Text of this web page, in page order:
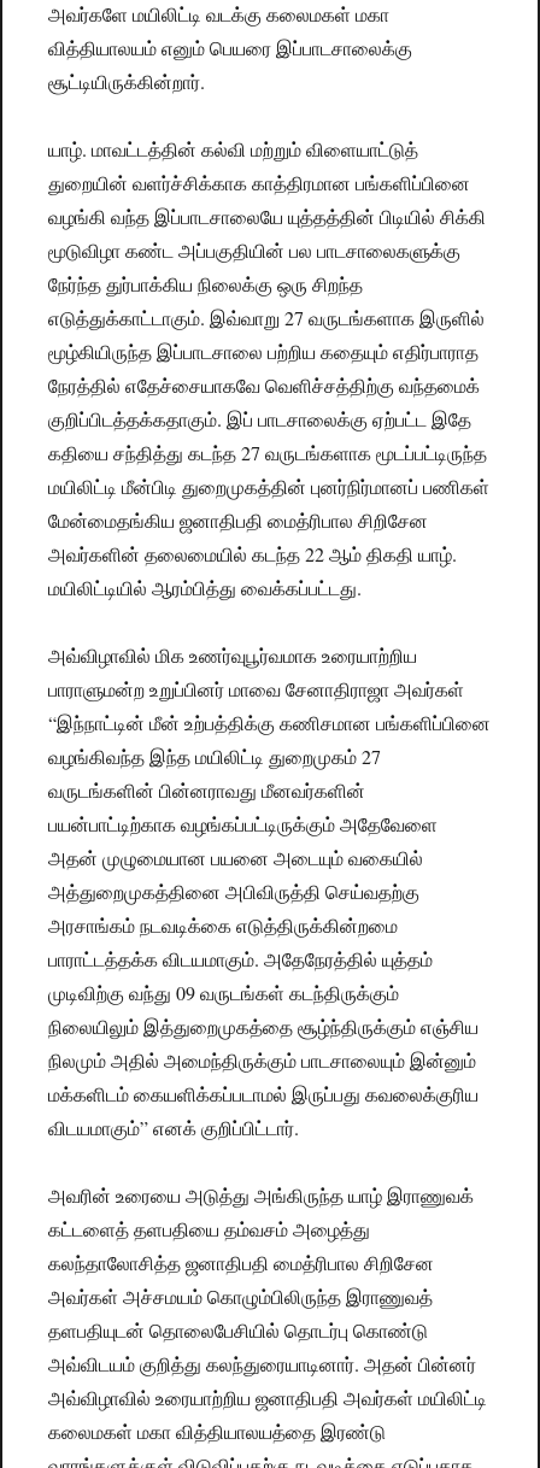
அவர்களே மயிலிட்டி வடக்கு கலைமகள் மகா
வித்தியாலயம் எனும் பெயரை இப்பாடசாலைக்கு
சூட்டியிருக்கின்றார்.
யாழ். மாவட்டத்தின் கல்வி மற்றும் விளையாட்டுத்
துறையின் வளர்ச்சிக்காக காத்திரமான பங்களிப்பினை
வழங்கி வந்த இப்பாடசாலையே யுத்தத்தின் பிடியில் சிக்கி
மூடுவிழா கண்ட அப்பகுதியின் பல பாடசாலைகளுக்கு
நேர்ந்த துர்பாக்கிய நிலைக்கு ஒரு சிறந்த
எடுத்துக்காட்டாகும். இவ்வாறு 27 வருடங்களாக இருளில்
மூழ்கியிருந்த இப்பாடசாலை பற்றிய கதையும் எதிர்பாராத
நேரத்தில் எதேச்சையாகவே வெளிச்சத்திற்கு வந்தமைக்
குறிப்பிடத்தக்கதாகும். இப் பாடசாலைக்கு ஏற்பட்ட இதே
கதியை சந்தித்து கடந்த 27 வருடங்களாக மூடப்பட்டிருந்த
மயிலிட்டி மீன்பிடி துறைமுகத்தின் புனர்நிர்மானப் பணிகள்
மேன்மைதங்கிய ஜனாதிபதி மைத்ரிபால சிறிசேன
அவர்களின் தலைமையில் கடந்த 22 ஆம் திகதி யாழ்.
மயிலிட்டியில் ஆரம்பித்து வைக்கப்பட்டது.
அவ்விழாவில் மிக உணர்வுபூர்வமாக உரையாற்றிய
பாராளுமன்ற உறுப்பினர் மாவை சேனாதிராஜா அவர்கள்
“இந்நாட்டின் மீன் உற்பத்திக்கு கணிசமான பங்களிப்பினை
வழங்கிவந்த இந்த மயிலிட்டி துறைமுகம் 27
வருடங்களின் பின்னராவது மீனவர்களின்
பயன்பாட்டிற்காக வழங்கப்பட்டிருக்கும் அதேவேளை
அதன் முழுமையான பயனை அடையும் வகையில்
அத்துறைமுகத்தினை அபிவிருத்தி செய்வதற்கு
அரசாங்கம் நடவடிக்கை எடுத்திருக்கின்றமை
பாராட்டத்தக்க விடயமாகும். அதேநேரத்தில் யுத்தம்
முடிவிற்கு வந்து 09 வருடங்கள் கடந்திருக்கும்
நிலையிலும் இத்துறைமுகத்தை சூழ்ந்திருக்கும் எஞ்சிய
நிலமும் அதில் அமைந்திருக்கும் பாடசாலையும் இன்னும்
மக்களிடம் கையளிக்கப்படாமல் இருப்பது கவலைக்குரிய
விடயமாகும்” எனக் குறிப்பிட்டார்.
அவரின் உரையை அடுத்து அங்கிருந்த யாழ் இராணுவக்
கட்டளைத் தளபதியை தம்வசம் அழைத்து
கலந்தாலோசித்த ஜனாதிபதி மைத்ரிபால சிறிசேன
அவர்கள் அச்சமயம் கொழும்பிலிருந்த இராணுவத்
தளபதியுடன் தொலைபேசியில் தொடர்பு கொண்டு
அவ்விடயம் குறித்து கலந்துரையாடினார். அதன் பின்னர்
அவ்விழாவில் உரையாற்றிய ஜனாதிபதி அவர்கள் மயிலிட்டி
கலைமகள் மகா வித்தியாலயத்தை இரண்டு